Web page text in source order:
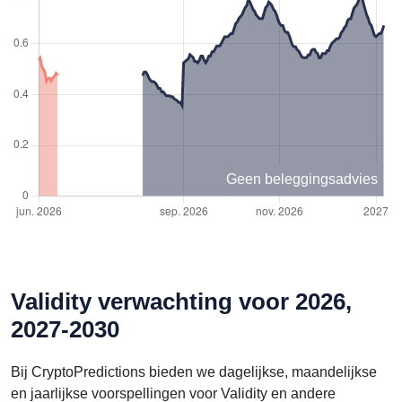
Geen beleggingsadvies
Validity verwachting voor 2026,
2027-2030
Bij CryptoPredictions bieden we dagelijkse, maandelijkse
en jaarlijkse voorspellingen voor Validity en andere